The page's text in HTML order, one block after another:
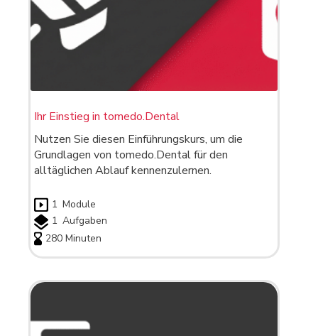
Ihr Einstieg in tomedo.Dental
Nutzen Sie diesen Einführungskurs, um die
Grundlagen von tomedo.Dental für den
alltäglichen Ablauf kennenzulernen.
1 Module
1 Aufgaben
280 Minuten